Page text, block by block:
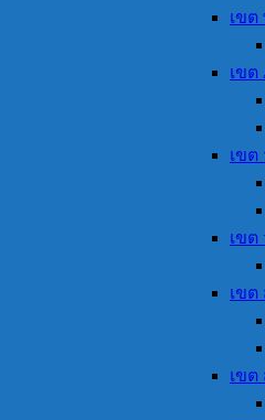
เข
เขต
เขต
เข
เขต
เขต